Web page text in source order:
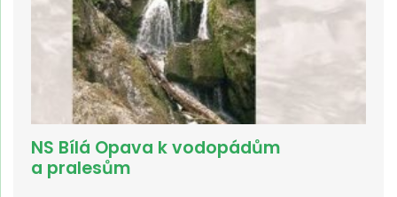
NS Bílá Opava k vodopádům
a pralesům